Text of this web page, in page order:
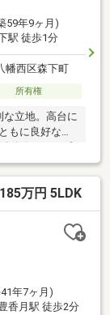
59年9ヶ月)
駅 徒歩1分
幡西区森下町
所有権
立地。高台に
もに良好な住
り、広いお庭
ます。竹末小
教育施設も徒
をお求めの方
定休日：水曜
がスムーズに
ンをタッチ♪
万円 5LDK
年7ヶ月)
香月駅 徒歩2分